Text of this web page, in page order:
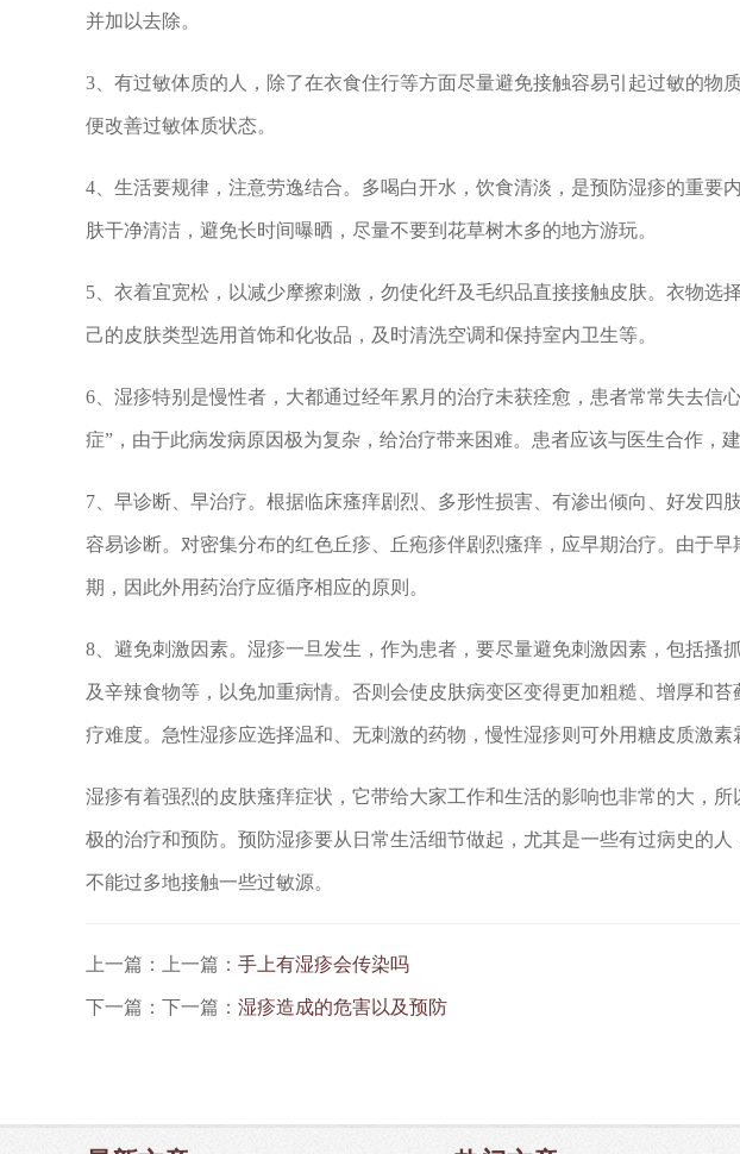
并加以去除。
3、有过敏体质的人，除了在衣食住行等方面尽量避免接触容易引起过敏的物
便改善过敏体质状态。
4、生活要规律，注意劳逸结合。多喝白开水，饮食清淡，是预防湿疹的重要
肤干净清洁，避免长时间曝晒，尽量不要到花草树木多的地方游玩。
5、衣着宜宽松，以减少摩擦刺激，勿使化纤及毛织品直接接触皮肤。衣物选
己的皮肤类型选用首饰和化妆品，及时清洗空调和保持室内卫生等。
6、湿疹特别是慢性者，大都通过经年累月的治疗未获痊愈，患者常常失去信
症”，由于此病发病原因极为复杂，给治疗带来困难。患者应该与医生合作，建
7、早诊断、早治疗。根据临床瘙痒剧烈、多形性损害、有渗出倾向、好发四
容易诊断。对密集分布的红色丘疹、丘疱疹伴剧烈瘙痒，应早期治疗。由于
期，因此外用药治疗应循序相应的原则。
8、避免刺激因素。湿疹一旦发生，作为患者，要尽量避免刺激因素，包括搔
及辛辣食物等，以免加重病情。否则会使皮肤病变区变得更加粗糙、增厚和
疗难度。急性湿疹应选择温和、无刺激的药物，慢性湿疹则可外用糖皮质激素
湿疹有着强烈的皮肤瘙痒症状，它带给大家工作和生活的影响也非常的大，
极的治疗和预防。预防湿疹要从日常生活细节做起，尤其是一些有过病史的
不能过多地接触一些过敏源。
上一篇：上一篇： 手上有湿疹会传染吗
下一篇：下一篇： 湿疹造成的危害以及预防